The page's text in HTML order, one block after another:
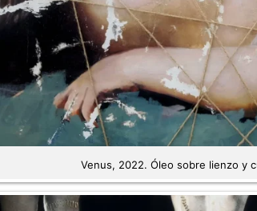
Venus, 2022. Óleo sobre lienzo y